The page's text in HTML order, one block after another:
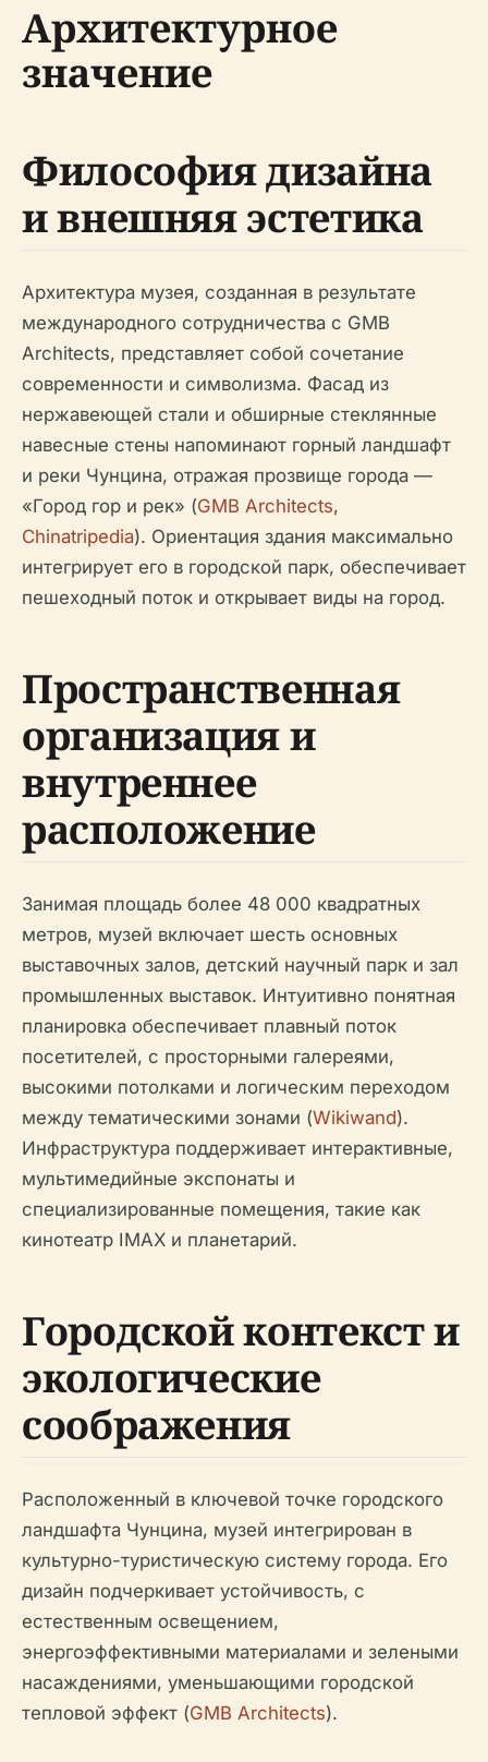
Архитектурное
значение
Философия дизайна
и внешняя эстетика
Архитектура музея, созданная в результате
международного сотрудничества с GMB
Architects, представляет собой сочетание
современности и символизма. Фасад из
нержавеющей стали и обширные стеклянные
навесные стены напоминают горный ландшафт
и реки Чунцина, отражая прозвище города —
«Город гор и рек» (GMB Architects,
Chinatripedia). Ориентация здания максимально
интегрирует его в городской парк, обеспечивает
пешеходный поток и открывает виды на город.
Пространственная
организация и
внутреннее
расположение
Занимая площадь более 48 000 квадратных
метров, музей включает шесть основных
выставочных залов, детский научный парк и зал
промышленных выставок. Интуитивно понятная
планировка обеспечивает плавный поток
посетителей, с просторными галереями,
высокими потолками и логическим переходом
между тематическими зонами (Wikiwand).
Инфраструктура поддерживает интерактивные,
мультимедийные экспонаты и
специализированные помещения, такие как
кинотеатр IMAX и планетарий.
Городской контекст и
экологические
соображения
Расположенный в ключевой точке городского
ландшафта Чунцина, музей интегрирован в
культурно-туристическую систему города. Его
дизайн подчеркивает устойчивость, с
естественным освещением,
энергоэффективными материалами и зелеными
насаждениями, уменьшающими городской
тепловой эффект (GMB Architects).